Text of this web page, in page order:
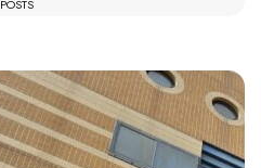
POSTS